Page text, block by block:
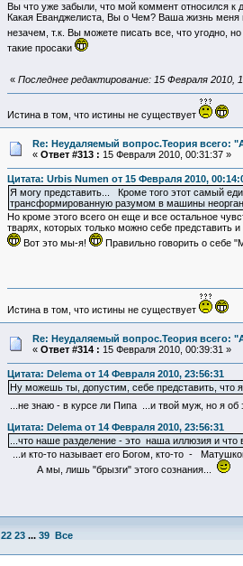
Вы что уже забыли, что мой коммент относился к
Какая Еванджелиста, Вы о Чем? Ваша жизнь
незачем, т.к. Вы можете писать все, что угодно,
такие просаки
« Последнее редактирование: 15 Февраля 2010,
Истина в том, что истины не существует
Re: Неудаляемый вопрос.Теория всего:
« Ответ #313 : 15 Февраля 2010, 00:31:37 »
Цитата: Urbis Numen от 15 Февраля 2010,
Я могу представить... Кроме того этот самый
трансформированную разумом в машины
Но кроме этого всего он еще и все остальное
тварях, которых только можно себе
Вот это мы-я!
Правильно говорить о себе
Истина в том, что истины не существует
Re: Неудаляемый вопрос.Теория всего:
« Ответ #314 : 15 Февраля 2010, 00:39:31 »
Цитата: Delema от 14 Февраля 2010, 23:56:31
Ну можешь ты, допустим, себе представить, что
...не знаю - в курсе ли Пипа ...и твой муж, но я
Цитата: Delema от 14 Февраля 2010, 23:56:31
...что наше разделение - это наша иллюзия и что
...и кто-то называет его Богом, кто-то -
А мы, лишь "брызги" этого сознания...
22 23 ... 39 Все